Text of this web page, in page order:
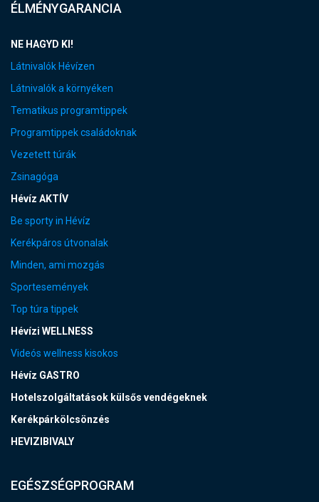
ÉLMÉNYGARANCIA
NE HAGYD KI!
Látnivalók Hévízen
Látnivalók a környéken
Tematikus programtippek
Programtippek családoknak
Vezetett túrák
Zsinagóga
Hévíz AKTÍV
Be sporty in Hévíz
Kerékpáros útvonalak
Minden, ami mozgás
Sportesemények
Top túra tippek
Hévízi WELLNESS
Videós wellness kisokos
Hévíz GASTRO
Hotelszolgáltatások külsős vendégeknek
Kerékpárkölcsönzés
HEVIZIBIVALY
EGÉSZSÉGPROGRAM